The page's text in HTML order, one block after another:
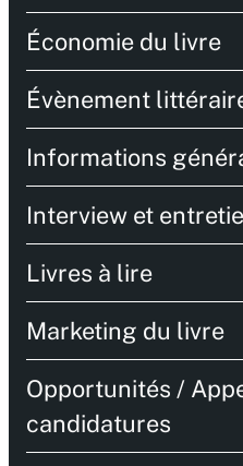
Économie du livre
Évènement
Informations
Interview et
Livres à lire
Marketing du livre
Opportunités /
candidatures